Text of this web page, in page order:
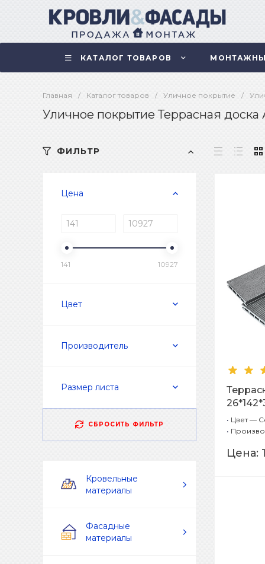
КАТАЛОГ ТОВАРОВ
Главная / Каталог товаров / Уличное покрытие /
Уличное покрытие Террасная доска
ФИЛЬТР
Цена
141 10927
Цвет
Производитель
Размер листа
СБРОСИТЬ ФИЛЬТР
Кровельные
материалы
Фасадные
материалы
• Цвет —
•
Цена: